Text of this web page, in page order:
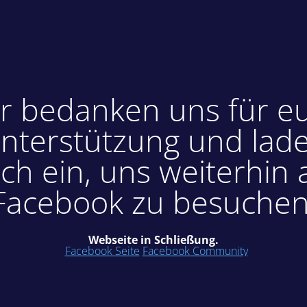
bedanken uns für
und
ein, uns weiterhin
zu
Webseite in Schließung.
Facebook Seite Facebook Community